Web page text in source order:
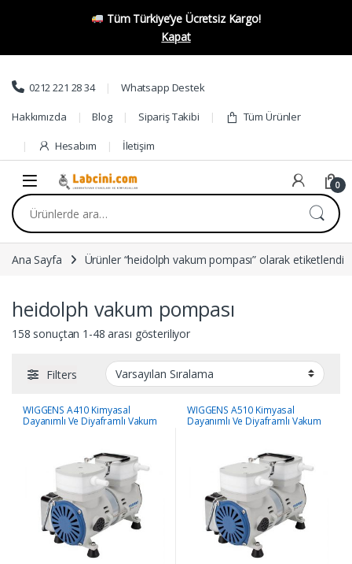
Tüm Türkiye’ye Ücretsiz Kargo!
Kapat
Skip to navigation
Skip to content
0212 221 28 34 Whatsapp Destek
Hakkımızda Blog Sipariş Takibi Tüm Ürünler
Hesabım İletişim
0
Ara:
Ana Sayfa Ürünler “heidolph vakum pompası” olarak etiketlendi
heidolph vakum pompası
158 sonuçtan 1-48 arası gösteriliyor
Filters
WIGGENS A410 Kimyasal
Dayanımlı Ve Diyaframlı Vakum
WIGGENS A510 Kimyasal
Dayanımlı Ve Diyaframlı Vakum